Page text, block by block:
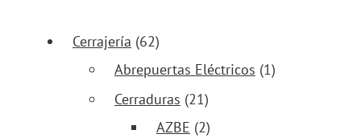
Cerrajería (62)
Abrepuertas Eléctricos (1)
Cerraduras (21)
AZBE (2)